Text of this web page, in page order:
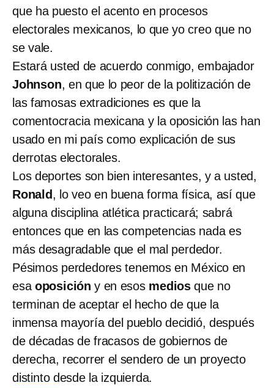
que ha puesto el acento en procesos
electorales mexicanos, lo que yo creo que no
se vale.
Estará usted de acuerdo conmigo, embajador
Johnson, en que lo peor de la politización de
las famosas extradiciones es que la
comentocracia mexicana y la oposición las han
usado en mi país como explicación de sus
derrotas electorales.
Los deportes son bien interesantes, y a usted,
Ronald , lo veo en buena forma física, así que
alguna disciplina atlética practicará; sabrá
entonces que en las competencias nada es
más desagradable que el mal perdedor.
Pésimos perdedores tenemos en México en
esa oposición y en esos medios que no
terminan de aceptar el hecho de que la
inmensa mayoría del pueblo decidió, después
de décadas de fracasos de gobiernos de
derecha, recorrer el sendero de un proyecto
distinto desde la izquierda.